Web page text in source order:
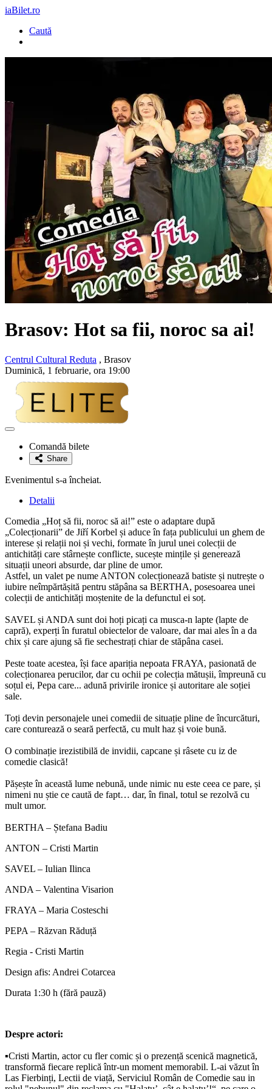
iaBilet.ro
Caută
Brasov: Hot sa fii, noroc sa ai!
Centrul Cultural Reduta , Brasov
Duminică, 1 februarie, ora 19:00
Adaugă
favoriteComandă bilete
Share
Evenimentul s-a încheiat.
Detalii
Comedia „Hoț să fii, noroc să ai!” este o adaptare după
„Colecționarii” de Jiří Korbel și aduce în fața publicului un ghem de
interese și relații noi și vechi, formate în jurul unei colecții de
antichități care stârnește conflicte, sucește mințile și generează
situații uneori absurde, dar pline de umor.
Astfel, un valet pe nume ANTON colecționează batiste și nutrește o
iubire neîmpărtășită pentru stăpâna sa BERTHA, posesoarea unei
colecții de antichități moștenite de la defunctul ei soț.
SAVEL și ANDA sunt doi hoți picați ca musca-n lapte (lapte de
capră), experți în furatul obiectelor de valoare, dar mai ales în a da
chix și care ajung să fie sechestrați chiar de stăpâna casei.
Peste toate acestea, își face apariția nepoata FRAYA, pasionată de
colecționarea perucilor, dar cu ochii pe colecția mătușii, împreună cu
soțul ei, Pepa care... adună privirile ironice și autoritare ale soției
sale.
Toți devin personajele unei comedii de situație pline de încurcături,
care conturează o seară perfectă, cu mult haz și voie bună.
O combinație irezistibilă de invidii, capcane și râsete cu iz de
comedie clasică!
Pășește în această lume nebună, unde nimic nu este ceea ce pare, și
nimeni nu știe ce caută de fapt… dar, în final, totul se rezolvă cu
mult umor.
BERTHA – Ștefana Badiu
ANTON – Cristi Martin
SAVEL – Iulian Ilinca
ANDA – Valentina Visarion
FRAYA – Maria Costeschi
PEPA – Răzvan Răduță
Regia - Cristi Martin
Design afis: Andrei Cotarcea
Durata 1:30 h (fără pauză)
Despre actori:
▪️Cristi Martin, actor cu fler comic și o prezență scenică magnetică,
transformă fiecare replică într-un moment memorabil. L-ai văzut în
Las Fierbinți, Lectii de viață, Serviciul Român de Comedie sau in